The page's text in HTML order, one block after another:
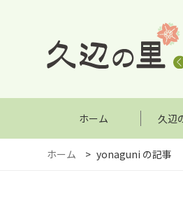
ホーム 久辺
ホーム > yonaguni の記事